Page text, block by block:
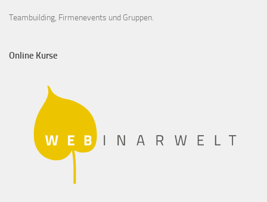
Teambuilding, Firmenevents und Gruppen.
Online Kurse